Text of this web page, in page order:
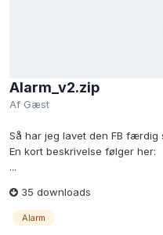
Alarm_v2.zip
Af Gæst
Så har jeg lavet den FB færdig
En kort beskrivelse følger her:
...
35 downloads
Alarm